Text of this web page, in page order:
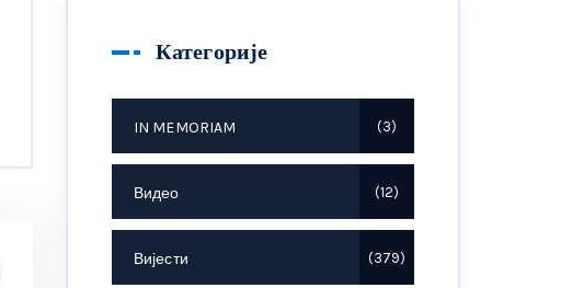
Категорије
IN MEMORIAM 3
Видео 12
Вијести 379